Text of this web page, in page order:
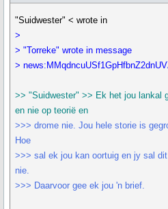
"Suidwester" < wrote in
>
> "Torreke" wrote in message
>
>> "Suidwester" >> Ek het jou lankal
en nie op teorië en
>>> drome nie. Jou hele storie is
Hoe
>>> sal ek jou kan oortuig en jy sal
nie.
>>> Daarvoor gee ek jou 'n brief.